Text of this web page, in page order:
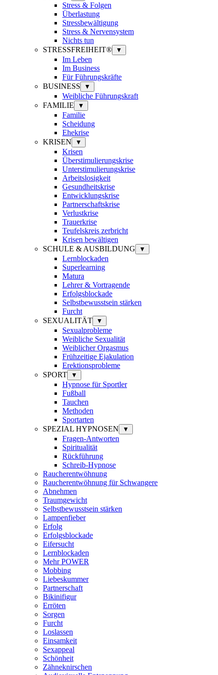
Stress & Folgen
Überlastung
Stressbewältigung
Stress & Nervensystem
Nichts tun
STRESSFREIHEIT®
▼
Im Leben
Im Business
Für Führungskräfte
BUSINESS
▼
Weibliche Führungskraft
FAMILIE
▼
Familie
Scheidung
Ehekrise
KRISEN
▼
Krisen
Überstimulierungskrise
Unterstimulierungskrise
Arbeitslosigkeit
Gesundheitskrise
Entwicklungskrise
Partnerschaftskrise
Verlustkrise
Trauerkrise
Teufelskreis zerbricht
Krisen bewältigen
SCHULE & AUSBILDUNG
▼
Lernblockaden
Superlearning
Matura
Lehrer & Vortragende
Erfolgsblockade
Selbstbewusstsein stärken
Furcht
SEXUALITÄT
▼
Sexualprobleme
Weibliche Sexualität
Weiblicher Orgasmus
Frühzeitige Ejakulation
Erektionsprobleme
SPORT
▼
Hypnose für Sportler
Fußball
Tauchen
Methoden
Sportarten
SPEZIAL HYPNOSEN
▼
Fragen-Antworten
Spiritualität
Rückführung
Schreib-Hypnose
Raucherentwöhnung
Raucherentwöhnung für Schwangere
Abnehmen
Traumgewicht
Selbstbewusstsein stärken
Lampenfieber
Erfolg
Erfolgsblockade
Eifersucht
Lernblockaden
Mehr POWER
Mobbing
Liebeskummer
Partnerschaft
Bikinifigur
Erröten
Sorgen
Furcht
Loslassen
Einsamkeit
Sexappeal
Schönheit
Zähneknirschen